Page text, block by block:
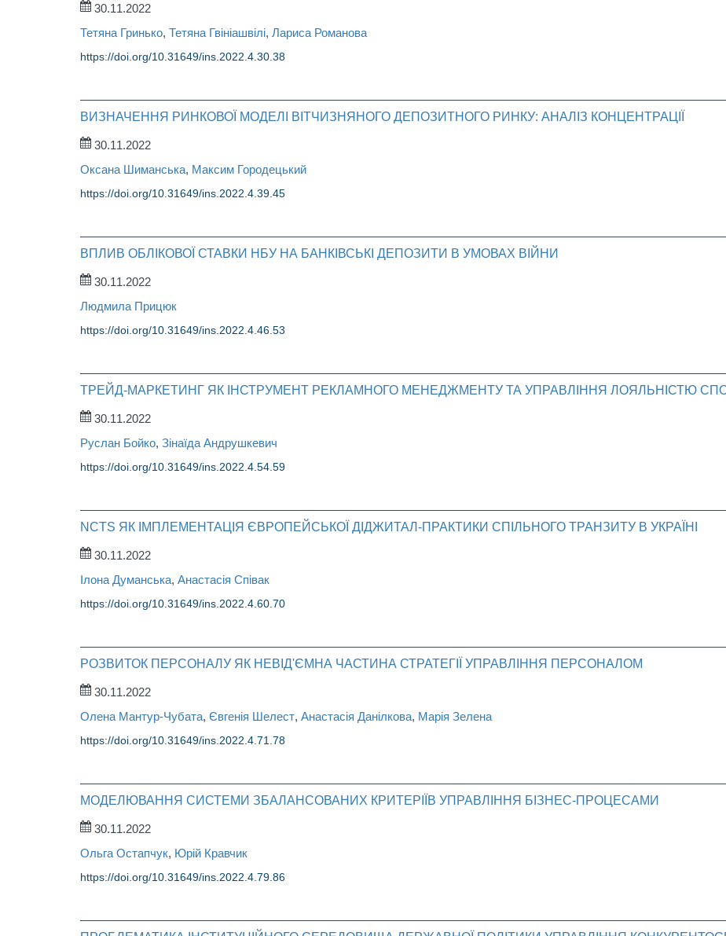
30.11.2022
Тетяна Гринько, Тетяна Гвініашвілі, Лариса Романова
https://doi.org/10.31649/ins.2022.4.30.38
ВИЗНАЧЕННЯ РИНКОВОЇ МОДЕЛІ ВІТЧИЗНЯНОГО ДЕПОЗИТНОГО РИНКУ: АНАЛІЗ КОНЦЕНТРАЦІЇ
30.11.2022
Оксана Шиманська, Максим Городецький
https://doi.org/10.31649/ins.2022.4.39.45
ВПЛИВ ОБЛІКОВОЇ СТАВКИ НБУ НА БАНКІВСЬКІ ДЕПОЗИТИ В УМОВАХ ВІЙНИ
30.11.2022
Людмила Прицюк
https://doi.org/10.31649/ins.2022.4.46.53
ТРЕЙД-МАРКЕТИНГ ЯК ІНСТРУМЕНТ РЕКЛАМНОГО МЕНЕДЖМЕНТУ ТА УПРАВЛІННЯ ЛОЯЛЬНІСТЮ
30.11.2022
Руслан Бойко, Зінаїда Андрушкевич
https://doi.org/10.31649/ins.2022.4.54.59
NCTS ЯК ІМПЛЕМЕНТАЦІЯ ЄВРОПЕЙСЬКОЇ ДІДЖИТАЛ-ПРАКТИКИ СПІЛЬНОГО ТРАНЗИТУ В УКРАЇНІ
30.11.2022
Ілона Думанська, Анастасія Cпівак
https://doi.org/10.31649/ins.2022.4.60.70
РОЗВИТОК ПЕРСОНАЛУ ЯК НЕВІД'ЄМНА ЧАСТИНА СТРАТЕГІЇ УПРАВЛІННЯ ПЕРСОНАЛОМ
30.11.2022
Олена Мантур-Чубата, Євгенія Шелест, Анастасія Данілкова, Марія Зелена
https://doi.org/10.31649/ins.2022.4.71.78
МОДЕЛЮВАННЯ СИСТЕМИ ЗБАЛАНСОВАНИХ КРИТЕРІЇВ УПРАВЛІННЯ БІЗНЕС-ПРОЦЕСАМИ
30.11.2022
Ольга Остапчук, Юрій Кравчик
https://doi.org/10.31649/ins.2022.4.79.86